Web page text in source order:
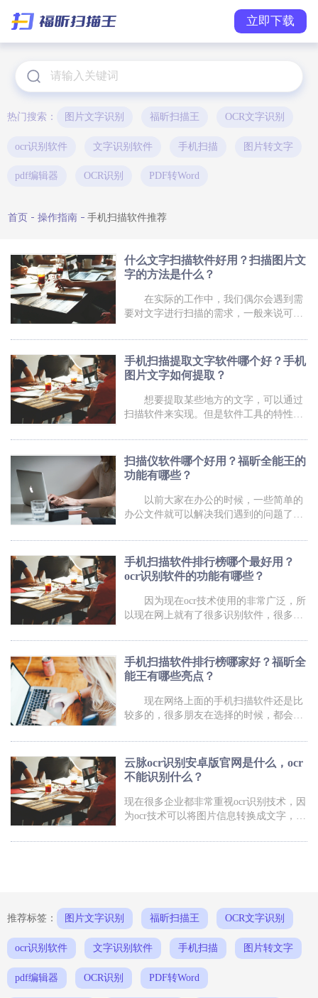
立即下载
热门搜索： 图片文字识别 福昕扫描王 OCR文字识别
ocr识别软件 文字识别软件 手机扫描 图片转文字
pdf编辑器 OCR识别 PDF转Word
首页 操作指南 手机扫描软件推荐
什么文字扫描软件好用？扫描图片文
字的方法是什么？
在实际的工作中，我们偶尔会遇到需
要对文字进行扫描的需求，一般来说可以
说并不清楚什么文字扫描软件好用，福昕
扫描王就来做个完整的介绍。 什么文
字扫描软件好用？ 福昕扫描王是比较
好用的一款识别软件，它有很多的功能。
1、OCR文字识别 多种场景中
手机扫描提取文字软件哪个好？手机
图片文字如何提取？
想要提取某些地方的文字，可以通过
扫描软件来实现。但是软件工具的特性可
提取文字软件哪个好。针对这个问题福昕
扫描王就来做个详细的介绍。 手机扫
描提取文字软件哪个好？ 1、福昕扫
识别功能，能够扫描识别提取出图片里的
文字。
扫描仪软件哪个好用？福昕全能王的
功能有哪些？
以前大家在办公的时候，一些简单的
办公文件就可以解决我们遇到的问题了，
件也越来越多了，今天小编就给大家介绍
一下扫描仪软件哪个好用？福昕扫描王的
功能有哪些？ 扫描仪软件哪个好用
福昕扫描王是操作简单是便捷实用的
掌上手机扫描仪app，清晰的页面设计方便
大家进行功能
手机扫描软件排行榜哪个最好用？
ocr识别软件的功能有哪些？
因为现在ocr技术使用的非常广泛，所
以现在网上就有了很多识别软件，很多人
软件好用，今天小编就给大家介绍一下手
机扫描软件排行榜哪个最好用？ocr识别软
件的功能有哪些？ 手机扫描软件排行
下载使用的扫描智能软件，可以将图片中
的文字进
手机扫描软件排行榜哪家好？福昕全
能王有哪些亮点？
现在网络上面的手机扫描软件还是比
较多的，很多朋友在选择的时候，都会看
扫描软件排行榜哪家好？福昕扫描王有哪
些亮点呢？下面就来说说。 手机扫描
软件排行榜哪家好？ 手机扫描软件排
行榜上的软件比较多，建议大家选择福昕
扫描王；福昕扫描王可以帮助用户快速扫
描照片，转化为
云脉ocr识别安卓版官网是什么，ocr
不能识别什么？
现在很多企业都非常重视ocr识别技术，因
为ocr技术可以将图片信息转换成文字，提
们的工作效率如虎添翼，那么云脉ocr识别
于Windows系统
推荐标签： 图片文字识别 福昕扫描王 OCR文字识别
ocr识别软件 文字识别软件 手机扫描 图片转文字
pdf编辑器 OCR识别 PDF转Word